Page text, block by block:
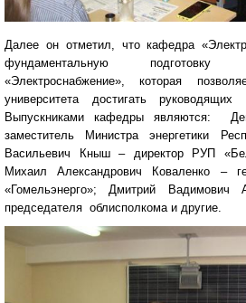
Далее он отметил, что кафедра
фундаментальную
«Электроснабжение», которая
университета достигать
Выпускниками кафедры являются:
заместитель Министра энергетики
Васильевич Кныш – директор РУП
Михаил Александрович Коваленко –
«Гомельэнерго»; Дмитрий Вадимович
председателя облисполкома и другие.